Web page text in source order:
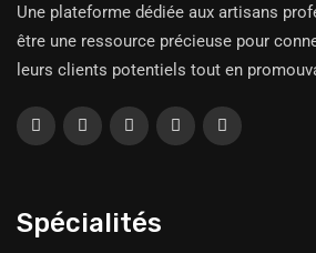
Une plateforme dédiée aux artisans
être une ressource précieuse pour
leurs clients potentiels tout en
Spécialités